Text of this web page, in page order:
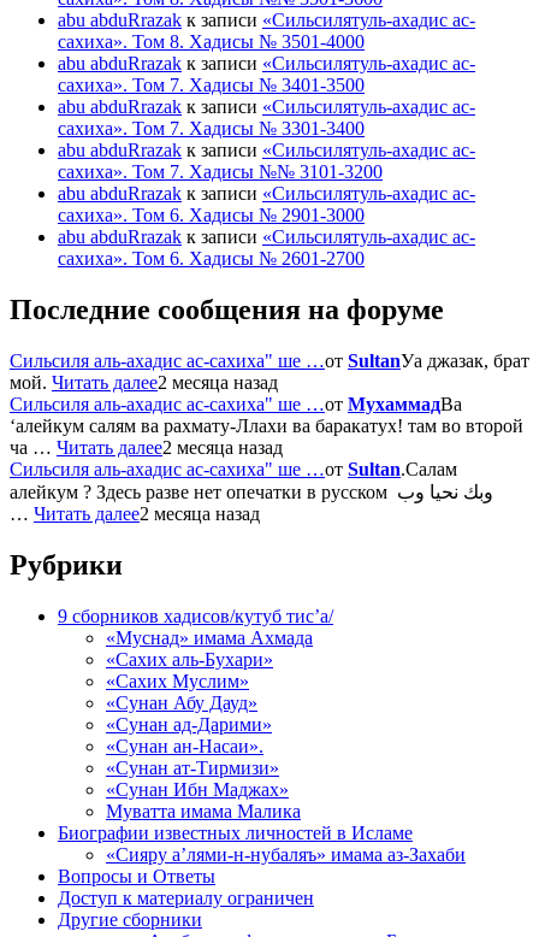
abu abduRrazak к записи «Сильсилятуль-ахадис ас-
сахиха». Том 8. Хадисы № 3501-4000
abu abduRrazak к записи «Сильсилятуль-ахадис ас-
сахиха». Том 7. Хадисы № 3401-3500
abu abduRrazak к записи «Сильсилятуль-ахадис ас-
сахиха». Том 7. Хадисы № 3301-3400
abu abduRrazak к записи «Сильсилятуль-ахадис ас-
сахиха». Том 7. Хадисы №№ 3101-3200
abu abduRrazak к записи «Сильсилятуль-ахадис ас-
сахиха». Том 6. Хадисы № 2901-3000
abu abduRrazak к записи «Сильсилятуль-ахадис ас-
сахиха». Том 6. Хадисы № 2601-2700
Последние сообщения на форуме
Сильсиля аль-ахадис ас-сахиха" ше …от SultanУа джазак, брат
мой. Читать далее2 месяца назад
Сильсиля аль-ахадис ас-сахиха" ше …от МухаммадВа
‘алейкум салям ва рахмату-Ллахи ва баракатух! там во второй
ча … Читать далее2 месяца назад
Сильсиля аль-ахадис ас-сахиха" ше …от Sultan.Салам
алейкум ? Здесь разве нет опечатки в русском وبك نحيا وب
… Читать далее2 месяца назад
Рубрики
9 сборников хадисов/кутуб тис’а/
«Муснад» имама Ахмада
«Сахих аль-Бухари»
«Сахих Муслим»
«Сунан Абу Дауд»
«Сунан ад-Дарими»
«Сунан ан-Насаи».
«Сунан ат-Тирмизи»
«Сунан Ибн Маджах»
Муватта имама Малика
Биографии известных личностей в Исламе
«Сияру а’лями-н-нубаляъ» имама аз-Захаби
Вопросы и Ответы
Доступ к материалу ограничен
Другие сборники